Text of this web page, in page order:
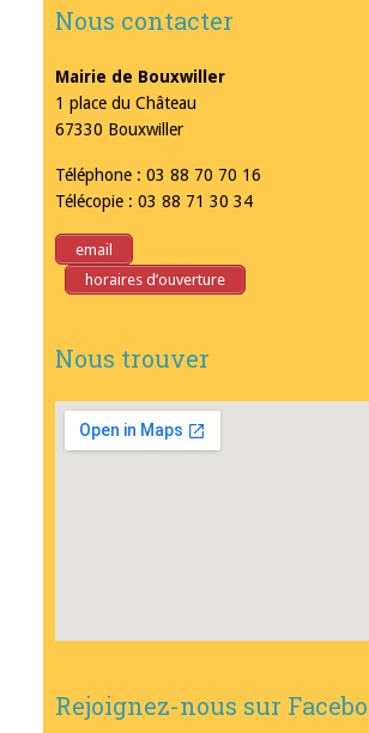
Nous contacter
Mairie de Bouxwiller
1 place du Château
67330 Bouxwiller
Téléphone : 03 88 70 70 16
Télécopie : 03 88 71 30 34
email
horaires d’ouverture
Nous trouver
Rejoignez-nous sur